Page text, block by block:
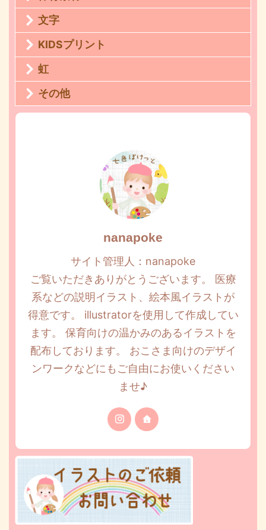
文字
KIDSプリント
虹
その他
nanapoke
サイト管理人：nanapoke
ご覧いただきありがとうございます。 医療
系などの説明イラスト、絵本風イラストが
得意です。 illustratorを使用して作成してい
ます。 保育向けの温かみのあるイラストを
配布しております。 おこさま向けのデザイ
ンワークなどにもご自由にお使いください
ませ♪